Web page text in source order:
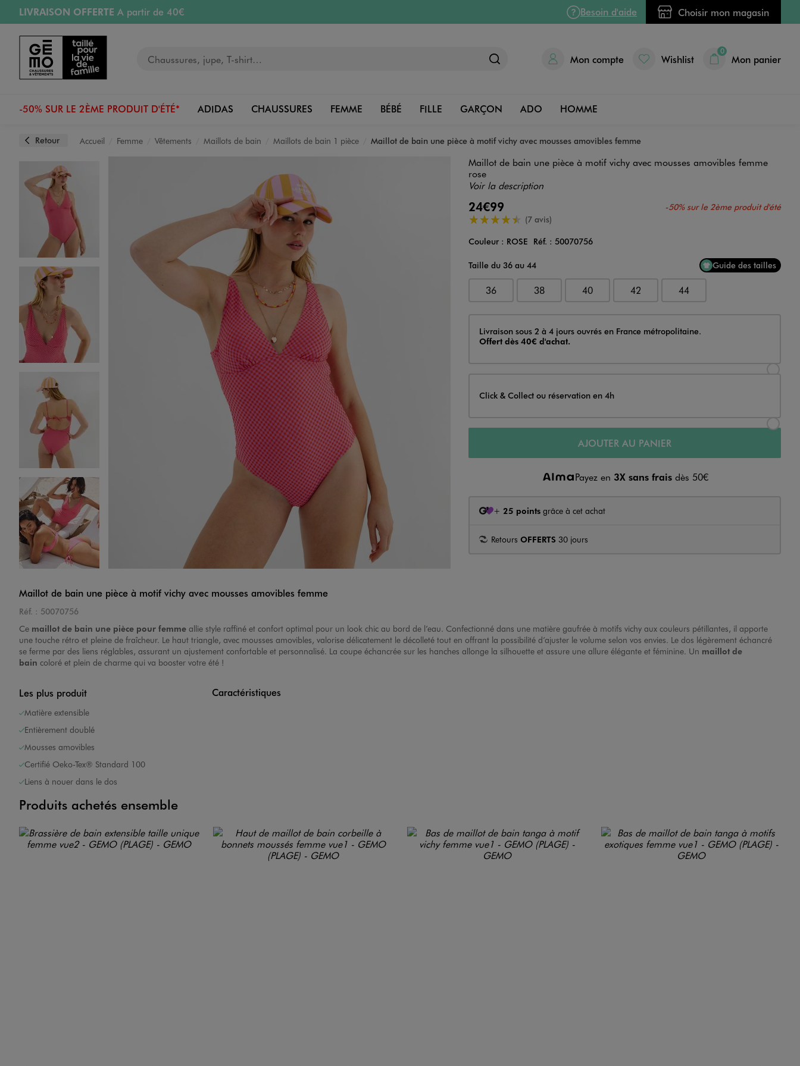
Aller au contenu principal
Aller à la navigation
LIVRAISON OFFERTE A partir de 40€
RETRAIT ET LIVRAISON OFFERTE
RÉSERVATION GRATUITE
4h en magasin
Retours OFFERTSpendant 30 jours
Besoin d'aide Choisir mon magasin
Mon compte Wishlist
0
Mon panier
-50% SUR LE 2ÈME PRODUIT D'ÉTÉ* ADIDAS CHAUSSURES FEMME BÉBÉ FILLE GARÇON ADO HOMME
Retour Accueil Femme Vêtements Maillots de bain Maillots de bain 1 pièce Maillot de bain une pièce à motif vichy avec mousses amovibles femme
Image 1 sur 4
Image 2 sur 4
Image 3 sur 4
Maillot de bain une pièce à motif vichy avec mousses amovibles femme
rose
Voir la description
24€99 -50% sur le 2ème produit d'été
4.5/5 de moyenne
(7 avis)
Couleur
Couleur : ROSE Réf. : 50070756
Taille du 36 au 44
Guide des tailles
36 38 40 42 44
Livraison
Livraison sous 2 à 4 jours ouvrés en France métropolitaine.
Offert dès 40€ d'achat.
Click & Collect ou réservation en 4h
AJOUTER AU PANIER
Payez en 3X sans fraisdès 50€
+ 25 pointsgrâce à cet achat
Retours OFFERTS 30 jours
Maillot de bain une pièce à motif vichy avec mousses amovibles femme
Réf. : 50070756
Ce maillot de bain une pièce pour femme allie style raffiné et confort optimal pour un look chic au bord de l’eau. Confectionné dans une matière gaufrée à motifs vichy aux couleurs pétillantes, il apporte
une touche rétro et pleine de fraîcheur. Le haut triangle, avec mousses amovibles, valorise délicatement le décolleté tout en offrant la possibilité d’ajuster le volume selon vos envies. Le dos légèrement échancré
se ferme par des liens réglables, assurant un ajustement confortable et personnalisé. La coupe échancrée sur les hanches allonge la silhouette et assure une allure élégante et féminine. Un maillot de
bain coloré et plein de charme qui va booster votre été !
Les plus produit
Matière extensible
Entièrement doublé
Mousses amovibles
Certifié Oeko-Tex® Standard 100
Liens à nouer dans le dos
Caractéristiques
Produits achetés ensemble